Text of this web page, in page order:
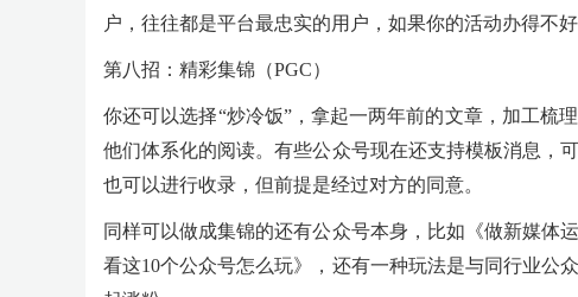
户，往往都是平台最忠实的用户，如果你的活动办得不
第八招：精彩集锦（PGC）
你还可以选择“炒冷饭”，拿起一两年前的文章，加工梳
他们体系化的阅读。有些公众号现在还支持模板消息，
也可以进行收录，但前提是经过对方的同意。
同样可以做成集锦的还有公众号本身，比如《做新媒体
看这10个公众号怎么玩》，还有一种玩法是与同行业公